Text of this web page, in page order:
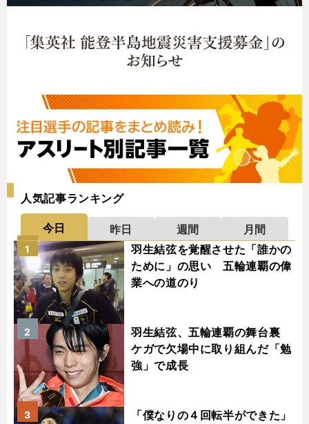
人気記事ランキング
今日 昨日 週間
月間
羽生結弦を覚醒させた「誰かの
ために」の思い 五輪連覇の偉
業への道のり
1
羽生結弦、五輪連覇の舞台裏
ケガで欠場中に取り組んだ「勉
強」で成長
2
「僕なりの４回転半ができた」
3